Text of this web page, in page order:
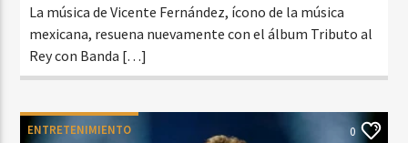
La música de Vicente Fernández, ícono de la música
mexicana, resuena nuevamente con el álbum Tributo al
Rey con Banda […]
ENTRETENIMIENTO 0